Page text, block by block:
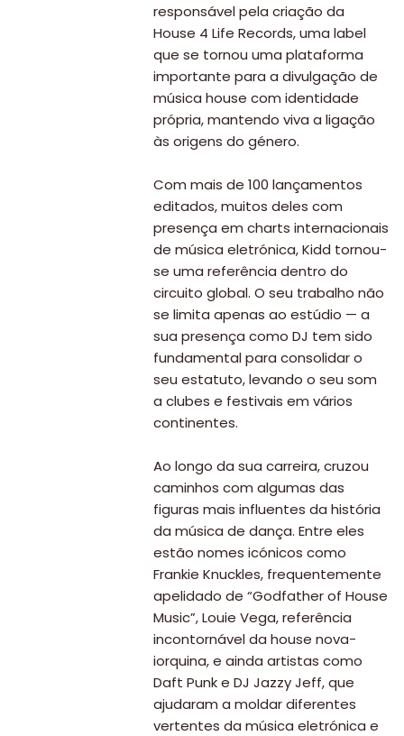
responsável pela criação da
House 4 Life Records, uma label
que se tornou uma plataforma
importante para a divulgação de
música house com identidade
própria, mantendo viva a ligação
às origens do género.
Com mais de 100 lançamentos
editados, muitos deles com
presença em charts internacionais
de música eletrónica, Kidd tornou-
se uma referência dentro do
circuito global. O seu trabalho não
se limita apenas ao estúdio — a
sua presença como DJ tem sido
fundamental para consolidar o
seu estatuto, levando o seu som
a clubes e festivais em vários
continentes.
Ao longo da sua carreira, cruzou
caminhos com algumas das
figuras mais influentes da história
da música de dança. Entre eles
estão nomes icónicos como
Frankie Knuckles, frequentemente
apelidado de “Godfather of House
Music”, Louie Vega, referência
incontornável da house nova-
iorquina, e ainda artistas como
Daft Punk e DJ Jazzy Jeff, que
ajudaram a moldar diferentes
vertentes da música eletrónica e